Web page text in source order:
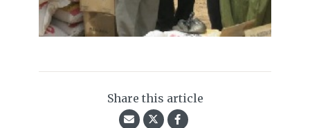
Share this article